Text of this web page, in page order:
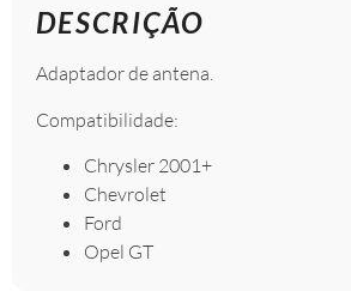
DESCRIÇÃO
Adaptador de antena.
Compatibilidade:
Chrysler 2001+
Chevrolet
Ford
Opel GT